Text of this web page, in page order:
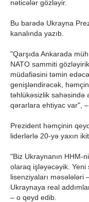
nəticələr gözləyir.
Bu barədə Ukrayna
kanalında yazıb.
"Qarşıda Ankarada
NATO sammiti
müdafiəsini təmin
genişləndirəcək,
təhlükəsizlik sahəsində
qərarlara ehtiyac var",
Prezident həmçinin
liderlərlə 20-yə yaxın
"Biz Ukraynanın HHM-
olaraq işləyəcəyik.
lisenziyaları məsələləri
Ukraynaya real
– o qeyd edib.